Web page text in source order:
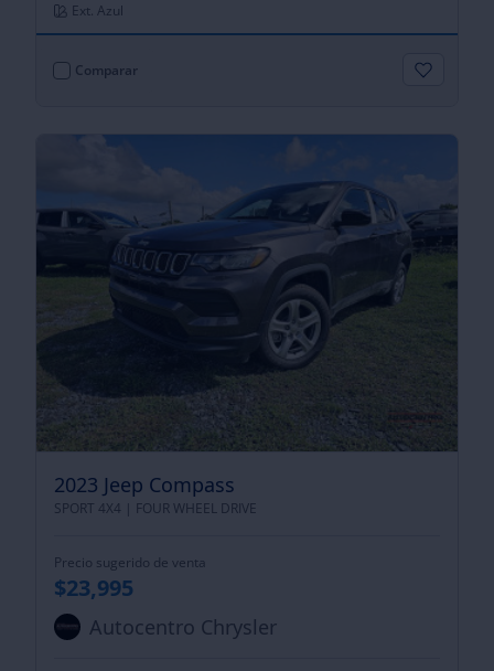
Ext. Azul
Comparar
2023 Jeep Compass
SPORT 4X4 | FOUR WHEEL DRIVE
Precio sugerido de venta
$23,995
Autocentro Chrysler